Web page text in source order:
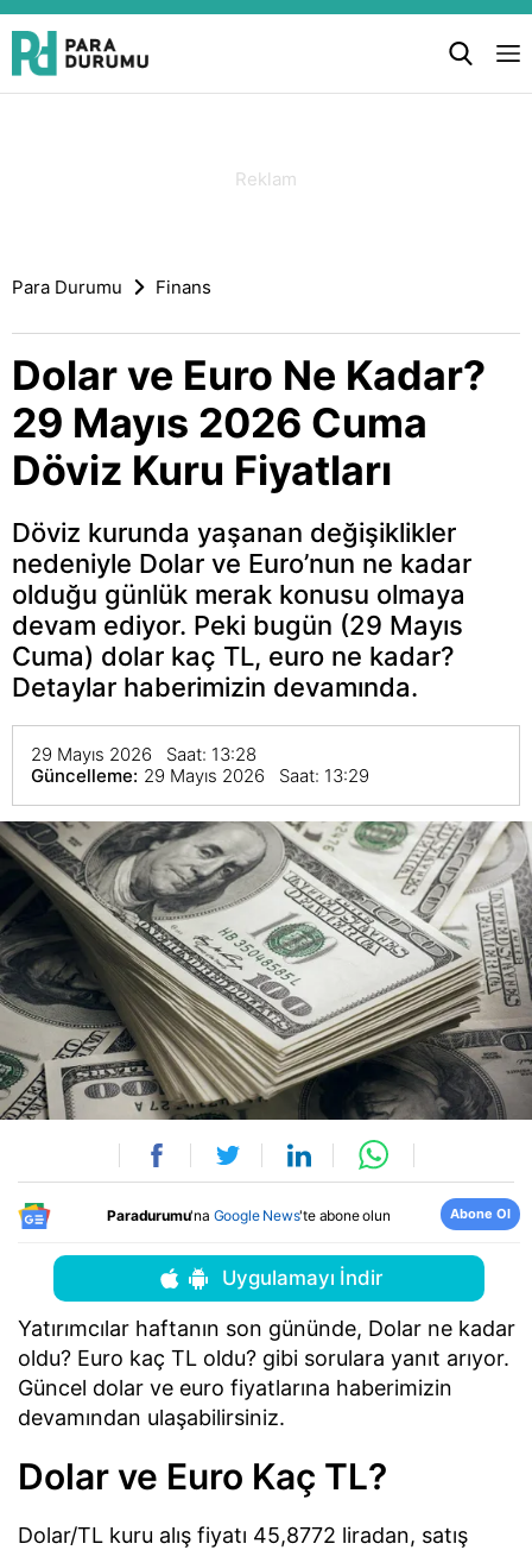
Para Durumu Finans
Dolar ve Euro Ne Kadar?
29 Mayıs 2026 Cuma
Döviz Kuru Fiyatları
Döviz kurunda yaşanan değişiklikler
nedeniyle Dolar ve Euro’nun ne kadar
olduğu günlük merak konusu olmaya
devam ediyor. Peki bugün (29 Mayıs
Cuma) dolar kaç TL, euro ne kadar?
Detaylar haberimizin devamında.
29 Mayıs 2026 Saat: 13:28
Güncelleme: 29 Mayıs 2026 Saat: 13:29
Paradurumu'na Google News'te abone olun Abone Ol
Uygulamayı İndir
Yatırımcılar haftanın son gününde, Dolar ne kadar
oldu? Euro kaç TL oldu? gibi sorulara yanıt arıyor.
Güncel dolar ve euro fiyatlarına haberimizin
devamından ulaşabilirsiniz.
Dolar ve Euro Kaç TL?
Dolar/TL kuru alış fiyatı 45,8772 liradan, satış